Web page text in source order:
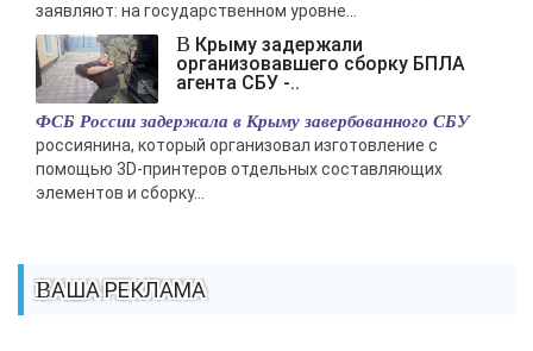
заявляют: на государственном уровне...
В Крыму задержали
организовавшего сборку БПЛА
агента СБУ -..
ФСБ России задержала в Крыму завербованного СБУ
россиянина, который организовал изготовление с
помощью 3D-принтеров отдельных составляющих
элементов и сборку...
ВАША РЕКЛАМА